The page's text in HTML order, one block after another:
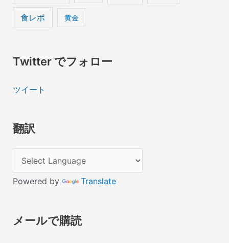
食レポ 黄金
Twitter でフォロー
ツイート
翻訳
Powered by Translate
メールで購読